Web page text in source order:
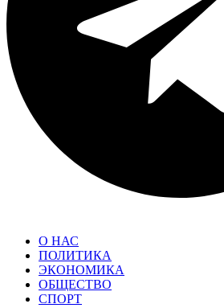
О НАС
ПОЛИТИКА
ЭКОНОМИКА
ОБЩЕСТВО
СПОРТ